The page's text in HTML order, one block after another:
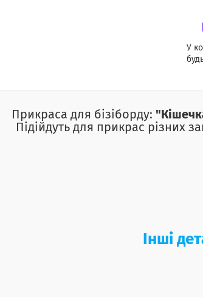
У
Прикраса для бізіборду:
Підійдуть для прикрас різних
Інші